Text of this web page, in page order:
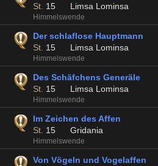
St. 15 Limsa Lominsa
Himmelswende
Der schlaflose Hauptmann
St. 15 Limsa Lominsa
Himmelswende
Des Schäfchens Generäle
St. 15 Limsa Lominsa
Himmelswende
Im Zeichen des Affen
St. 15 Gridania
Himmelswende
Von Vögeln und Vogelaffen